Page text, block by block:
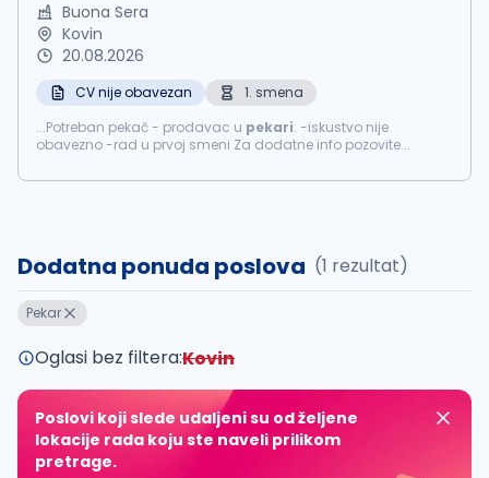
Buona Sera
Kovin
20.08.2026
CV nije obavezan
1. smena
...Potreban pekač - prodavac u pekari. -iskustvo nije
obavezno -rad u prvoj smeni Za dodatne info pozovite...
Dodatna ponuda poslova (1 rezultat)
Pekar
Oglasi bez filtera:Kovin
Poslovi koji slede udaljeni su od željene
lokacije rada koju ste naveli prilikom
pretrage.